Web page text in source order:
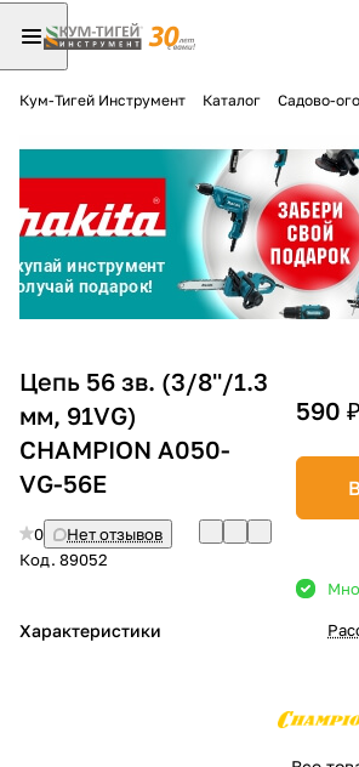
Кум-Тигей Инструмент Каталог Садово-
Цепь 56 зв. (3/8''/1.3
мм, 91VG)
CHAMPION А050-
VG-56E
0
Нет отзывов
Код. 89052
Характеристики
590 ₽
Разбейте
оплатуна части
без переплат
График платежей
Сегодня
25 %
% картой любого банка